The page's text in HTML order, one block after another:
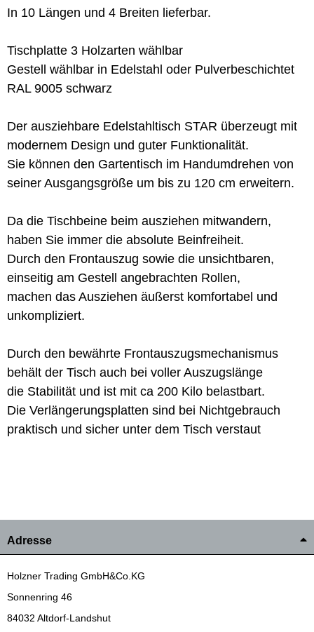
In 10 Längen und 4 Breiten lieferbar.
Tischplatte 3 Holzarten wählbar
Gestell wählbar in Edelstahl oder Pulverbeschichtet
RAL 9005 schwarz
Der ausziehbare Edelstahltisch STAR überzeugt mit
modernem Design und guter Funktionalität.
Sie können den Gartentisch im Handumdrehen von
seiner Ausgangsgröße um bis zu 120 cm erweitern.
Da die Tischbeine beim ausziehen mitwandern,
haben Sie immer die absolute Beinfreiheit.
Durch den Frontauszug sowie die unsichtbaren,
einseitig am Gestell angebrachten Rollen,
machen das Ausziehen äußerst komfortabel und
unkompliziert.
Durch den bewährte Frontauszugsmechanismus
behält der Tisch auch bei voller Auszugslänge
die Stabilität und ist mit ca 200 Kilo belastbart.
Die Verlängerungsplatten sind bei Nichtgebrauch
praktisch und sicher unter dem Tisch verstaut
Adresse
Holzner Trading GmbH&Co.KG
Sonnenring 46
84032 Altdorf-Landshut